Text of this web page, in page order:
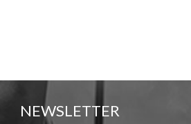
NEWSLETTER